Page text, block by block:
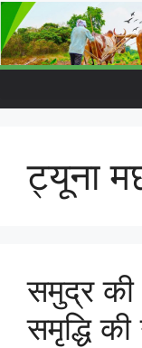
ट्यूना
समुद्र की
समृद्धि